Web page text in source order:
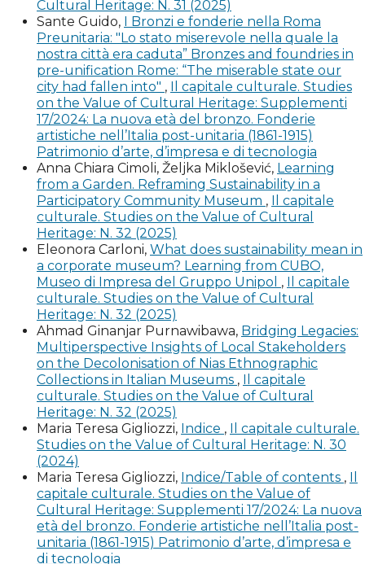
Milano: Mondadori Electa.
M.G. Di Monte, E. Ludovici, a cura di (2022), Casa-Museo
Hendrik Christian Andersen. Catalogo generale, Roma:
De Luca Editori d’Arte.
M.G. Di Monte, E. Ludovici, a cura di (2015), Femminile e
femminino. Donne a casa Andersen, Modena: Palombi
Editori.
Fabiani F. (2003), Hendrik Christian Andersen. La vita,
l’arte, il sogno, Roma: Gangemi Editore.
Guida Monaci. Guida Commerciale di Roma e Provincia,
Anno XLV, Roma 1915, p. 1024.
Heskett J. (1963), Industrial Design, London: Thames &
Hudson.
Mamoli Zorzi R., a cura di (2000), Henry James. Amato
ragazzo. Lettere a Hendrik C. Andersen 1899-1915,
Venezia: Marsilio Editori.
Mangone F. (2007), Tra architettura e scultura:
caratteri della “monumentomania” tra Ottocento e
Novecento, in L’architettura della memoria in Italia
1750-1939, a cura di F. Mangone, Milano: Skira, pp. 261-
Marinelli A. (2022), La Fonderia Oretea dei Florio,
Cultural Heritage: N. 31 (2025)
Sante Guido, I Bronzi e fonderie nella Roma
Preunitaria: "Lo stato miserevole nella quale la
nostra città era caduta” Bronzes and foundries in
pre-unification Rome: “The miserable state our
city had fallen into" , Il capitale culturale. Studies
on the Value of Cultural Heritage: Supplementi
17/2024: La nuova età del bronzo. Fonderie
artistiche nell’Italia post-unitaria (1861-1915)
Patrimonio d’arte, d’impresa e di tecnologia
Anna Chiara Cimoli, Željka Miklošević, Learning
from a Garden. Reframing Sustainability in a
Participatory Community Museum , Il capitale
culturale. Studies on the Value of Cultural
Heritage: N. 32 (2025)
Eleonora Carloni, What does sustainability mean in
a corporate museum? Learning from CUBO,
Museo di Impresa del Gruppo Unipol , Il capitale
culturale. Studies on the Value of Cultural
Heritage: N. 32 (2025)
Ahmad Ginanjar Purnawibawa, Bridging Legacies:
Multiperspective Insights of Local Stakeholders
on the Decolonisation of Nias Ethnographic
Collections in Italian Museums , Il capitale
culturale. Studies on the Value of Cultural
Heritage: N. 32 (2025)
Maria Teresa Gigliozzi, Indice , Il capitale culturale.
Studies on the Value of Cultural Heritage: N. 30
(2024)
Maria Teresa Gigliozzi, Indice/Table of contents , Il
capitale culturale. Studies on the Value of
Cultural Heritage: Supplementi 17/2024: La nuova
età del bronzo. Fonderie artistiche nell’Italia post-
unitaria (1861-1915) Patrimonio d’arte, d’impresa e
di tecnologia